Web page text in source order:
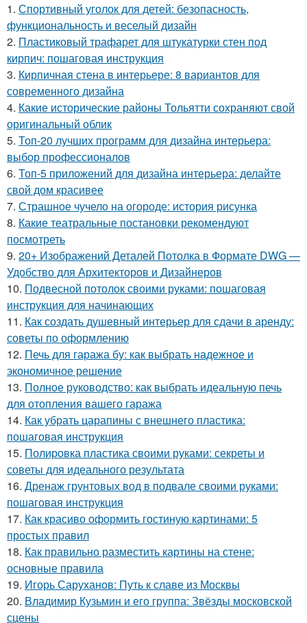
1. Спортивный уголок для детей: безопасность,
функциональность и веселый дизайн
2. Пластиковый трафарет для штукатурки стен под
кирпич: пошаговая инструкция
3. Кирпичная стена в интерьере: 8 вариантов для
современного дизайна
4. Какие исторические районы Тольятти сохраняют свой
оригинальный облик
5. Топ-20 лучших программ для дизайна интерьера:
выбор профессионалов
6. Топ-5 приложений для дизайна интерьера: делайте
свой дом красивее
7. Страшное чучело на огороде: история рисунка
8. Какие театральные постановки рекомендуют
посмотреть
9. 20+ Изображений Деталей Потолка в Формате DWG —
Удобство для Архитекторов и Дизайнеров
10. Подвесной потолок своими руками: пошаговая
инструкция для начинающих
11. Как создать душевный интерьер для сдачи в аренду:
советы по оформлению
12. Печь для гаража бу: как выбрать надежное и
экономичное решение
13. Полное руководство: как выбрать идеальную печь
для отопления вашего гаража
14. Как убрать царапины с внешнего пластика:
пошаговая инструкция
15. Полировка пластика своими руками: секреты и
советы для идеального результата
16. Дренаж грунтовых вод в подвале своими руками:
пошаговая инструкция
17. Как красиво оформить гостиную картинами: 5
простых правил
18. Как правильно разместить картины на стене:
основные правила
19. Игорь Саруханов: Путь к славе из Москвы
20. Владимир Кузьмин и его группа: Звёзды московской
сцены